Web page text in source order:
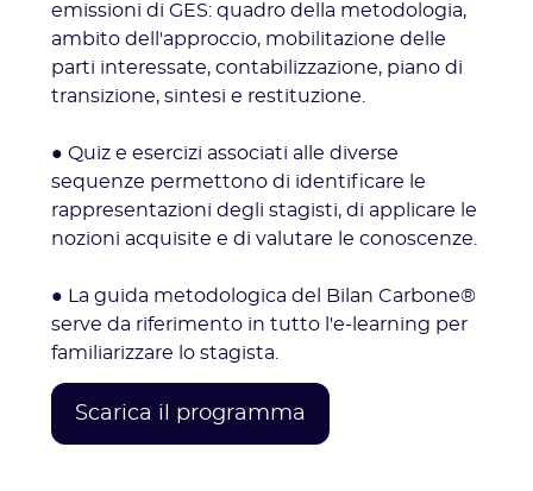
emissioni di GES: quadro della metodologia,
ambito dell'approccio, mobilitazione delle
parti interessate, contabilizzazione, piano di
transizione, sintesi e restituzione.
● Quiz e esercizi associati alle diverse
sequenze permettono di identificare le
rappresentazioni degli stagisti, di applicare le
nozioni acquisite e di valutare le conoscenze.
● La guida metodologica del Bilan Carbone®
serve da riferimento in tutto l'e-learning per
familiarizzare lo stagista.
Scarica il programma